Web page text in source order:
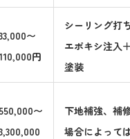
〜
110,000円
シーリング打
エポキシ注入
塗装
550,000〜
下地補強、補
場合によって